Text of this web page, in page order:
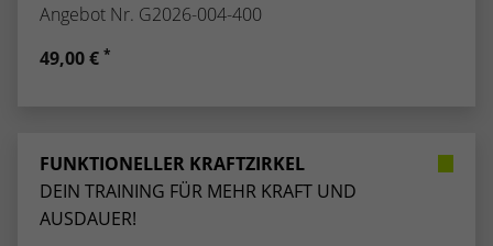
Angebot Nr. G2026-004-400
49,00 € *
FUNKTIONELLER KRAFTZIRKEL
DEIN TRAINING FÜR MEHR KRAFT UND
AUSDAUER!